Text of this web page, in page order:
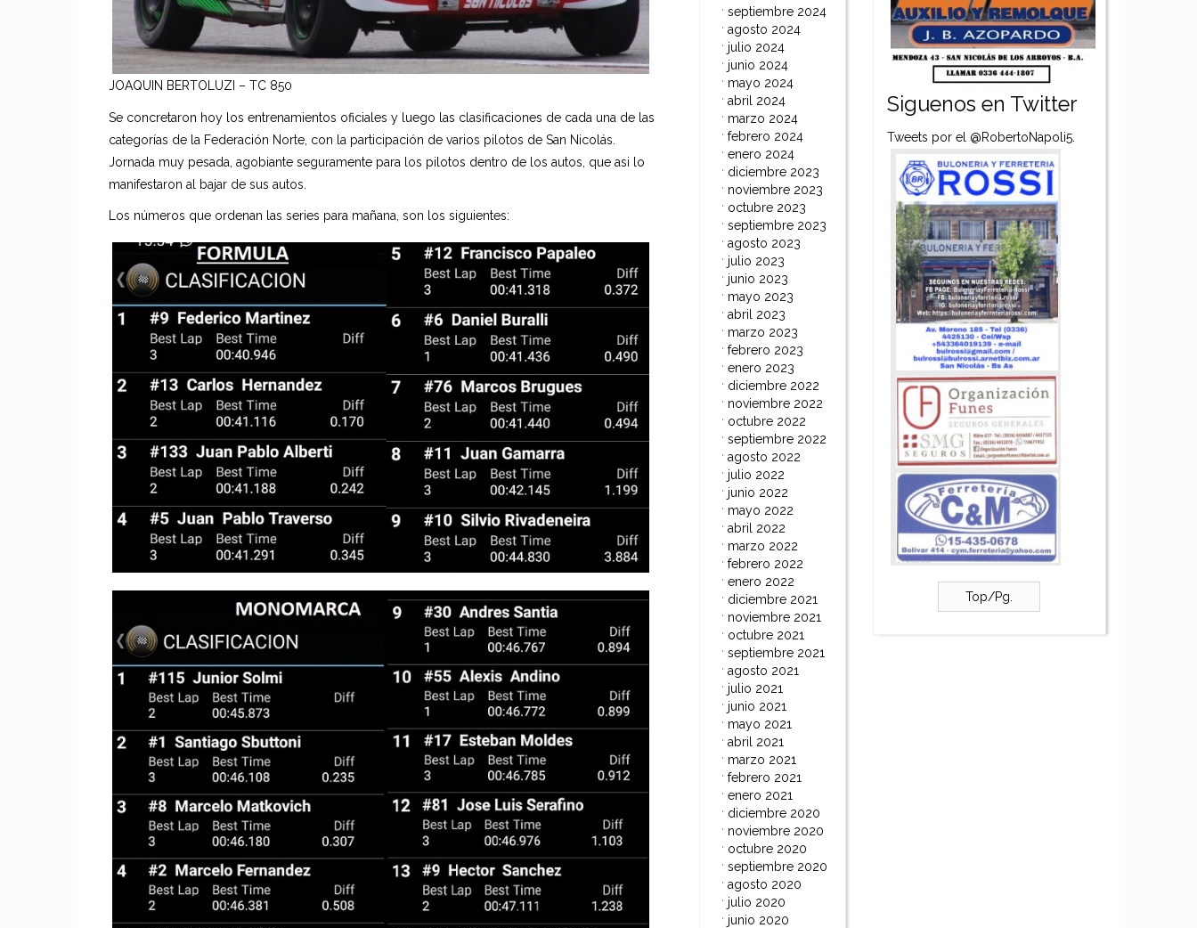
JOAQUIN BERTOLUZI – TC 850
Se concretaron hoy los entrenamientos oficiales y luego las clasificaciones de cada una de las
categorías de la Federación Norte, con la participación de varios pilotos de San Nicolás.
Jornada muy pesada, agobiante seguramente para los pilotos dentro de los autos, que asi lo
manifestaron al bajar de sus autos.
Los números que ordenan las series para mañana, son los siguientes:
septiembre 2024
agosto 2024
julio 2024
junio 2024
mayo 2024
abril 2024
marzo 2024
febrero 2024
enero 2024
diciembre 2023
noviembre 2023
octubre 2023
septiembre 2023
agosto 2023
julio 2023
junio 2023
mayo 2023
abril 2023
marzo 2023
febrero 2023
enero 2023
diciembre 2022
noviembre 2022
octubre 2022
septiembre 2022
agosto 2022
julio 2022
junio 2022
mayo 2022
abril 2022
marzo 2022
febrero 2022
enero 2022
diciembre 2021
noviembre 2021
octubre 2021
septiembre 2021
agosto 2021
julio 2021
junio 2021
mayo 2021
abril 2021
marzo 2021
febrero 2021
enero 2021
diciembre 2020
noviembre 2020
octubre 2020
septiembre 2020
agosto 2020
julio 2020
junio 2020
Siguenos en Twitter
Tweets por el @RobertoNapoli5.
Top/Pg.